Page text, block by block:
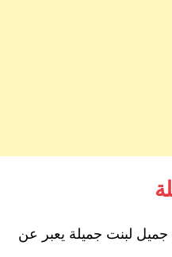
لبنت جميلة يعبر عن